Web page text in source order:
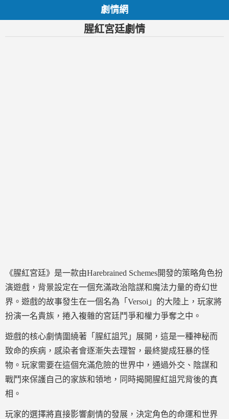
劇情網
腥紅宮廷劇情
《腥紅宮廷》是一款由Harebrained Schemes開發的策略角色扮
演遊戲，背景設定在一個充滿政治陰謀和魔法力量的奇幻世
界。遊戲的故事發生在一個名為「Versoi」的大陸上，玩家將
扮演一名貴族，捲入複雜的宮廷鬥爭和權力爭奪之中。
遊戲的核心劇情圍繞著「腥紅詛咒」展開，這是一種神秘而
致命的疾病，感染者會逐漸失去理智，最終變成狂暴的怪
物。玩家需要在這個充滿危險的世界中，通過外交、陰謀和
戰鬥來保護自己的家族和領地，同時揭開腥紅詛咒背後的真
相。
玩家的選擇將直接影響劇情的發展，決定角色的命運和世界